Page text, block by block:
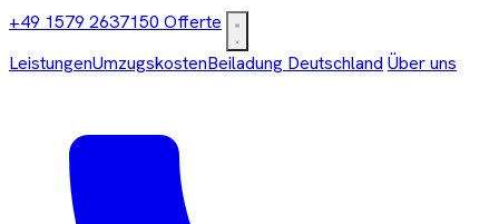
+49 1579 2637150 Offerte
LeistungenUmzugskostenBeiladung Deutschland Über uns